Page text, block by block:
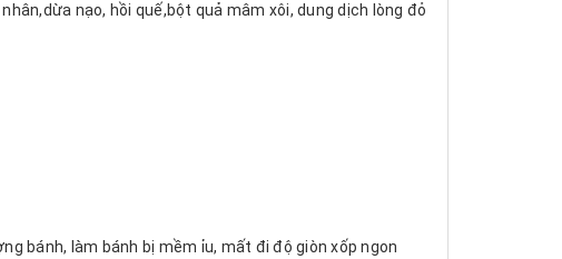
nạo, hồi quế,bột quả mâm xôi, dung dịch lòng đỏ
bánh, làm bánh bị mềm ỉu, mất đi độ giòn xốp ngon